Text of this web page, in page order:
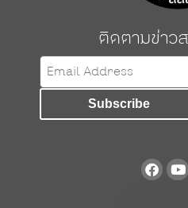
ติดตามข่าว